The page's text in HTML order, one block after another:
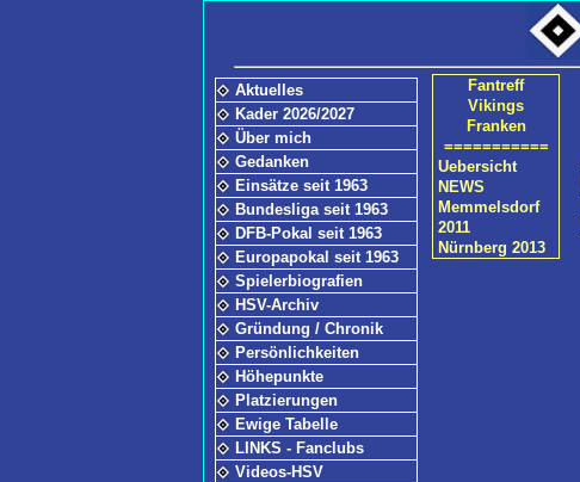
Aktuelles
Kader 2026/2027
Über mich
Gedanken
Einsätze seit 1963
Bundesliga seit 1963
DFB-Pokal seit 1963
Europapokal seit 1963
Spielerbiografien
HSV-Archiv
Gründung / Chronik
Persönlichkeiten
Höhepunkte
Platzierungen
Ewige Tabelle
LINKS - Fanclubs
Videos-HSV
Fantreff
Vikings
Franken
===========
Uebersicht
NEWS
Memmelsdorf
2011
Nürnberg 2013